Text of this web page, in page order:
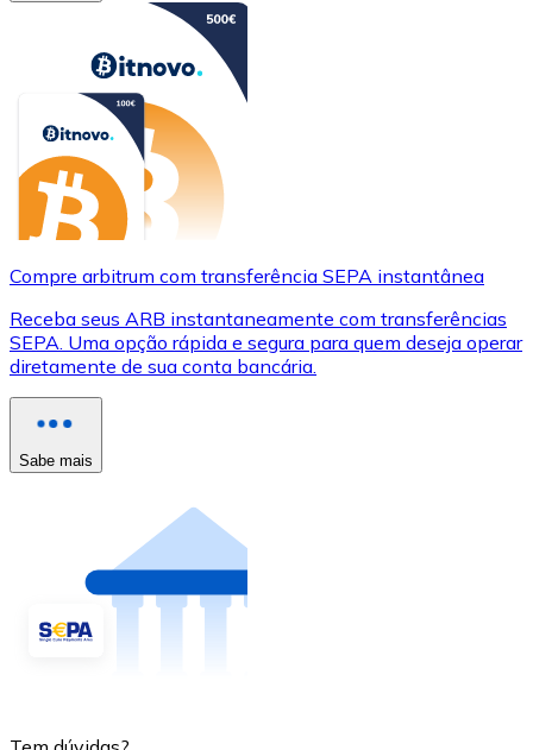
Compre arbitrum com transferência SEPA instantânea
Receba seus ARB instantaneamente com transferências
SEPA. Uma opção rápida e segura para quem deseja operar
diretamente de sua conta bancária.
Sabe mais